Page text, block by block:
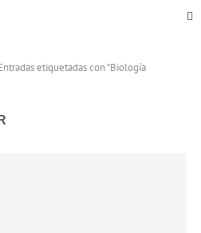
etiquetadas con "Biología